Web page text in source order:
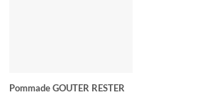
Pommade GOUTER RESTER